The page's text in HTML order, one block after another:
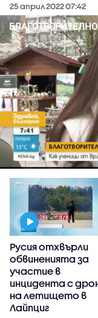
25 април 2022 07:42
Русия отхвърли
обвиненията за
участие в
инцидента с
на летището в
Лайпциг